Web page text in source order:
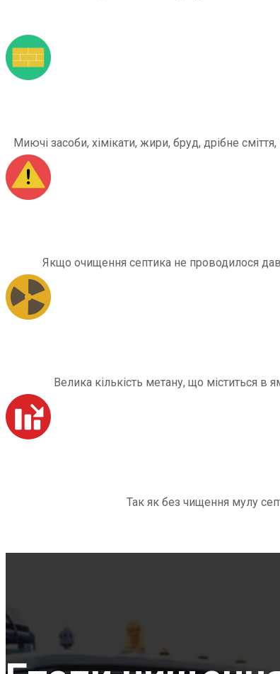
Миючі засоби, хімікати, жири, бруд, дрібне
Якщо очищення септика не проводилося
Велика кількість метану, що міститься
Так як без чищення мулу